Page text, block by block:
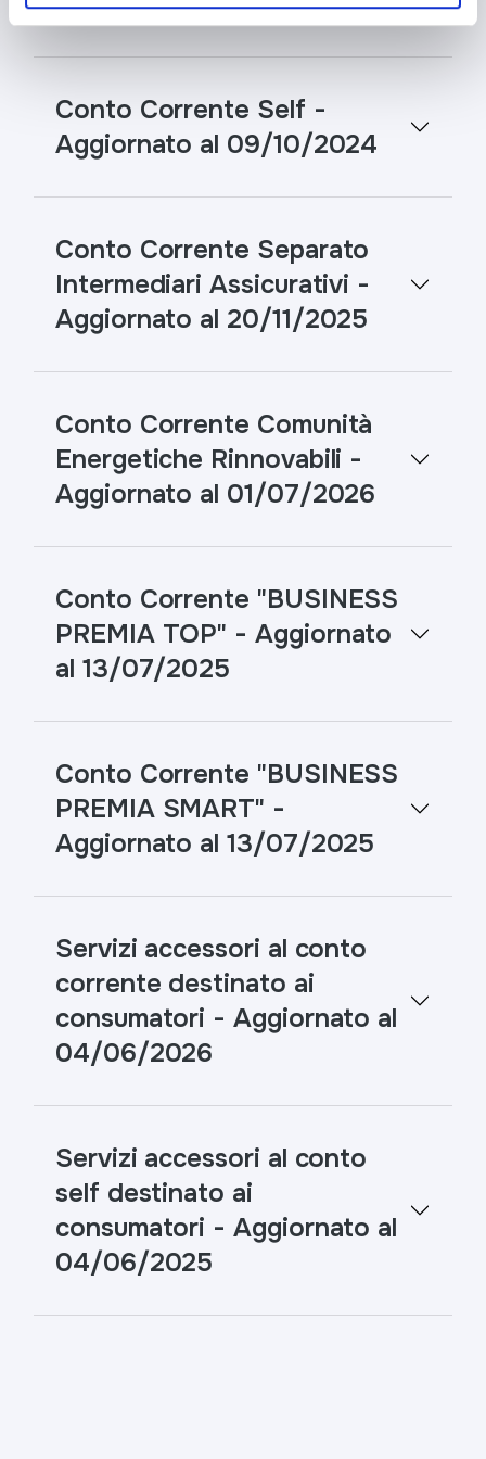
Conto Corrente Self -
Aggiornato al 09/10/2024
Conto Corrente Separato
Intermediari Assicurativi -
Aggiornato al 20/11/2025
Conto Corrente Comunità
Energetiche Rinnovabili -
Aggiornato al 01/07/2026
Conto Corrente "BUSINESS
PREMIA TOP" - Aggiornato
al 13/07/2025
Conto Corrente "BUSINESS
PREMIA SMART" -
Aggiornato al 13/07/2025
Servizi accessori al conto
corrente destinato ai
consumatori - Aggiornato al
04/06/2026
Servizi accessori al conto
self destinato ai
consumatori - Aggiornato al
04/06/2025